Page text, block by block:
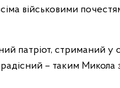
військовими
патріот, стриманий
– таким Микола